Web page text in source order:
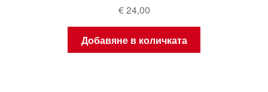
€24,00
Добавяне в количката